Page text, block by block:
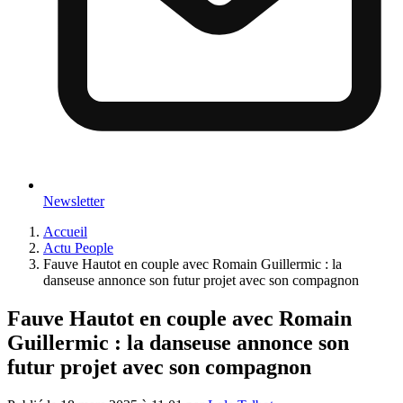
Newsletter
Accueil
Actu People
Fauve Hautot en couple avec Romain Guillermic : la
danseuse annonce son futur projet avec son compagnon
Fauve Hautot en couple avec Romain
Guillermic : la danseuse annonce son
futur projet avec son compagnon